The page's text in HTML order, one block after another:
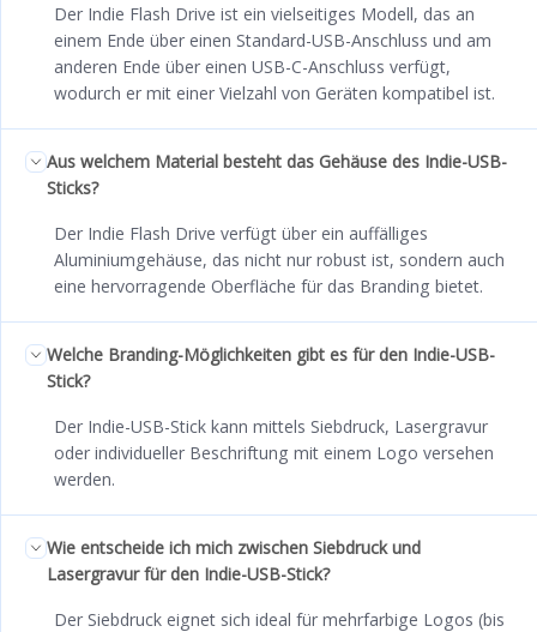
Der Indie Flash Drive ist ein vielseitiges Modell, das an
einem Ende über einen Standard-USB-Anschluss und am
anderen Ende über einen USB-C-Anschluss verfügt,
wodurch er mit einer Vielzahl von Geräten kompatibel ist.
Aus welchem Material besteht das Gehäuse des Indie-USB-
Sticks?
Der Indie Flash Drive verfügt über ein auffälliges
Aluminiumgehäuse, das nicht nur robust ist, sondern auch
eine hervorragende Oberfläche für das Branding bietet.
Welche Branding-Möglichkeiten gibt es für den Indie-USB-
Stick?
Der Indie-USB-Stick kann mittels Siebdruck, Lasergravur
oder individueller Beschriftung mit einem Logo versehen
werden.
Wie entscheide ich mich zwischen Siebdruck und
Lasergravur für den Indie-USB-Stick?
Der Siebdruck eignet sich ideal für mehrfarbige Logos (bis